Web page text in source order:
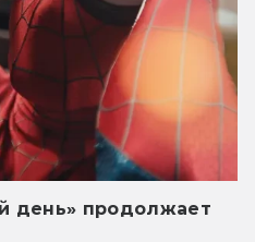
день» продолжает